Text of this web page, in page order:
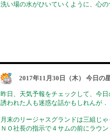
洗い場の水がひいていくように、心
2017年11月30日（木） 今日の
昨日、天気予報をチェックして、今
誘われた人も迷惑な話かもしれんが
月末のリージャスグランドは三組じ
ＮＯ社長の指示で４サムの前にラウ